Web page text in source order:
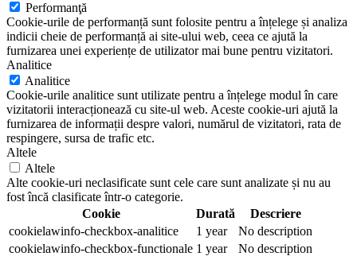
Performanţă
Cookie-urile de performanță sunt folosite pentru a înțelege și analiza
indicii cheie de performanță ai site-ului web, ceea ce ajută la
furnizarea unei experiențe de utilizator mai bune pentru vizitatori.
Analitice
Analitice
Cookie-urile analitice sunt utilizate pentru a înțelege modul în care
vizitatorii interacționează cu site-ul web. Aceste cookie-uri ajută la
furnizarea de informații despre valori, numărul de vizitatori, rata de
respingere, sursa de trafic etc.
Altele
Altele
Alte cookie-uri neclasificate sunt cele care sunt analizate și nu au
fost încă clasificate într-o categorie.
Cookie
Durată
Descriere
cookielawinfo-checkbox-analitice
1 year
No description
cookielawinfo-checkbox-functionale 1 year
No description